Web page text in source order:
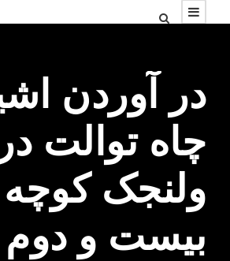
در آوردن
چاه توالت در
ولنجک کوچه
بیست و دوم